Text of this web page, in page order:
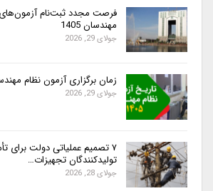
فرصت مجدد ثبت‌نام آزمون‌های
مهندسان 1405
جولای 29, 2026
زمان برگزاری آزمون نظام
جولای 29, 2026
۷ تصمیم عملیاتی دولت برای
تولیدکنندگان تجهیزات…
جولای 28, 2026